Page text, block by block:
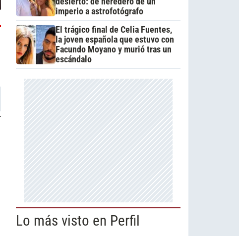
imperio a astrofotógrafo
El trágico final de Celia Fuentes,
la joven española que estuvo con
Facundo Moyano y murió tras un
escándalo
Lo más visto en Perfil